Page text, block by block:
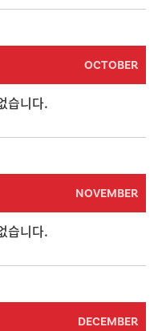
OCTOBER
습니다.
NOVEMBER
습니다.
DECEMBER